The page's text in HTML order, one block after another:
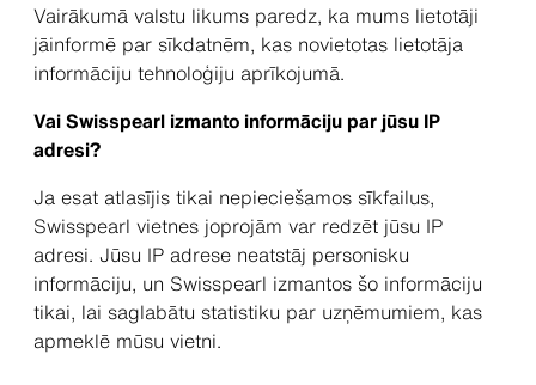
Vairākumā valstu likums paredz, ka mums lietotāji
jāinformē par sīkdatnēm, kas novietotas lietotāja
informāciju tehnoloģiju aprīkojumā.
Vai Swisspearl izmanto informāciju par jūsu IP
adresi?
Ja esat atlasījis tikai nepieciešamos sīkfailus,
Swisspearl vietnes joprojām var redzēt jūsu IP
adresi. Jūsu IP adrese neatstāj personisku
informāciju, un Swisspearl izmantos šo informāciju
tikai, lai saglabātu statistiku par uzņēmumiem, kas
apmeklē mūsu vietni.